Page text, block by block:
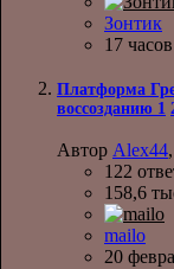
Зонтик
17
Платформа
воссозданию 1
Автор Alex44,
122
158,6
mailo
20